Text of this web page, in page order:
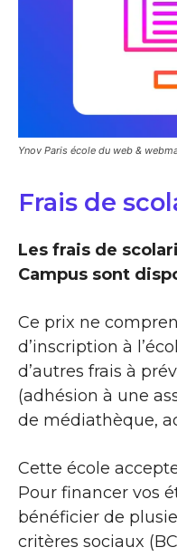
Ynov Paris école du web &
Frais de
Les frais de
Campus sont
Ce prix ne
d’inscription à
d’autres frais à
(adhésion à une
de médiathèque,
Cette école
Pour financer vos
bénéficier de
critères sociaux